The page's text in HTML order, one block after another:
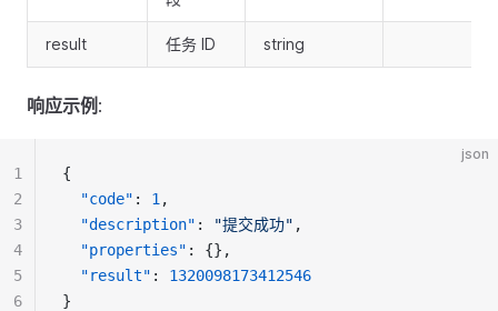
result 任务 ID string
响应示例 :
json
{
"code" : 1 ,
"description" : "提交成功" ,
"properties" : {},
"result" : 1320098173412546
}
1
2
3
4
5
6